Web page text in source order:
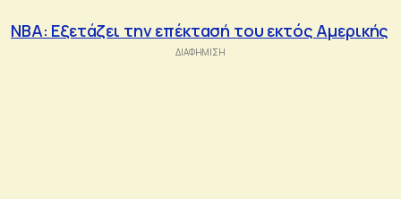
NBA: Εξετάζει την επέκτασή του εκτός Αμερικής